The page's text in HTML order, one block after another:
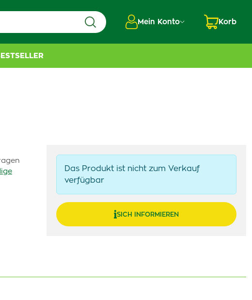
Mein Konto Korb
Das Produkt ist nicht zum Verkauf
verfügbar
SICH INFORMIEREN